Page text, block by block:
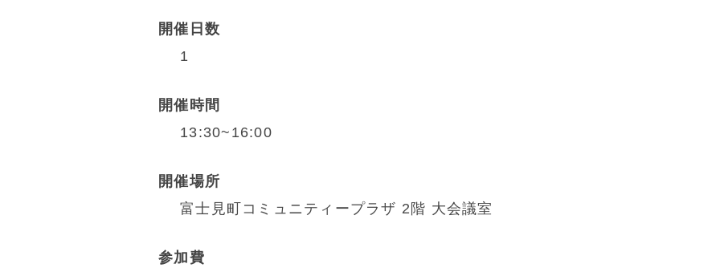
開催日数
1
開催時間
13:30~16:00
開催場所
富士見町コミュニティープラザ 2階 大会議室
参加費